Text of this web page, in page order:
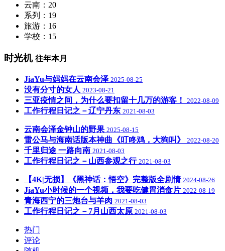
云南：20
系列：19
旅游：16
学校：15
时光机 往年本月
JiaYu与妈妈在云南会泽 2025-08-25
没有分寸的女人 2023-08-21
三亚疫情之间，为什么要扣留十几万的游客！ 2022-08-09
工作行程日记之－辽宁丹东 2021-08-03
云南会泽金钟山的野果 2025-08-15
雷公马与海南话版本神曲《叮咚鸡，大狗叫》 2022-08-20
千里归途 一路向南 2021-08-03
工作行程日记之－山西参观之行 2021-08-03
【4K|无损】《黑神话：悟空》完整版全剧情 2024-08-26
JiaYu小时候的一个视频，我要吃健胃消食片 2022-08-19
青海西宁的三炮台与羊肉 2021-08-03
工作行程日记之－7月山西太原 2021-08-03
热门
评论